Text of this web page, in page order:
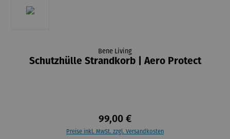
Bene Living
Schutzhülle Strandkorb | Aero Protect
99,00 €
Preise inkl. MwSt. zzgl. Versandkosten